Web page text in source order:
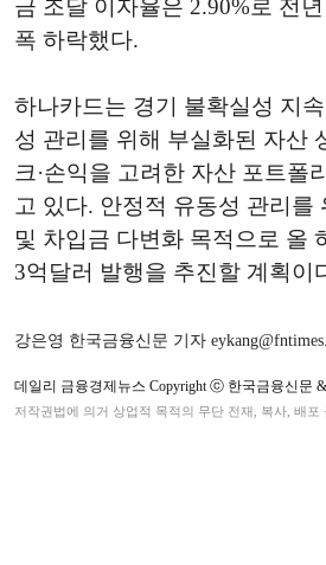
금 조달 이자율은 2.90%로 전
폭 하락했다.
하나카드는 경기 불확실성 지
성 관리를 위해 부실화된 자산
크·손익을 고려한 자산 포트폴
고 있다. 안정적 유동성 관리를
및 차입금 다변화 목적으로 올
3억달러 발행을 추진할 계획이
강은영 한국금융신문 기자
데일리 금융경제뉴스 Copyright ⓒ 한국금융신문
저작권법에 의거 상업적 목적의 무단 전재, 복사, 배포